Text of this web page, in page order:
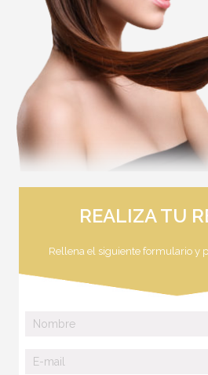
REALIZA TU
Rellena el siguiente formulario y